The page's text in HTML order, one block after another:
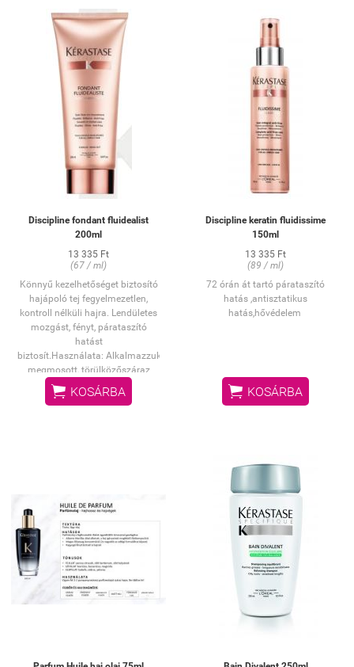
ki!
Discipline fondant fluidealist
200ml
13 335 Ft
(67 / ml)
Könnyű kezelhetőséget biztosító
hajápoló tej fegyelmezetlen,
kontroll nélküli hajra. Lendületes
mozgást, fényt, párataszító
hatást
biztosít. Használata: Alkalmazzuk
megmosott, törülközőszáraz
hajon. Hagyjuk 1-2 percig hatni,
majd alaposan öblítsük ki. Ha
 KOSÁRBA
Discipline keratin fluidissime
150ml
13 335 Ft
(89 / ml)
72 órán át tartó párataszító
hatás ,antisztatikus
hatás,hővédelem
 KOSÁRBA